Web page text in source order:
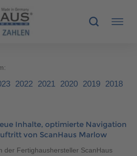
2022 2021 2020 2019 2018
Inhalte, optimierte Navigation
von ScanHaus Marlow
der Fertighaushersteller ScanHaus